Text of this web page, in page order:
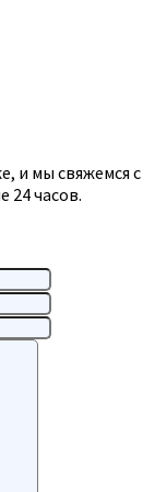
и мы свяжемся с
24 часов.